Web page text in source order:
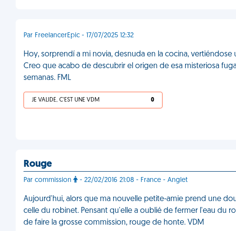
Par FreelancerEpic - 17/07/2025 12:32
Hoy, sorprendí a mi novia, desnuda en la cocina,
Creo que acabo de descubrir el origen de esa misteriosa
semanas. FML
JE VALIDE, C'EST UNE VDM 0
Rouge
Par commission - 22/02/2016 21:08 - France - Anglet
Aujourd'hui, alors que ma nouvelle petite-amie prend une
celle du robinet. Pensant qu'elle a oublié de fermer l'eau du
de faire la grosse commission, rouge de honte. VDM